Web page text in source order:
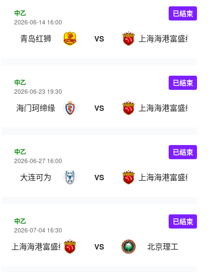
中乙
2026-06-14 16:00
青岛红狮 VS 上海海港富盛经开
已结束
中乙
2026-06-23 19:30
海门珂缔缘 VS 上海海港富盛经开
已结束
中乙
2026-06-27 16:00
大连可为 VS 上海海港富盛经开
已结束
中乙
2026-07-04 16:30
上海海港富盛经开 VS 北京理工
已结束